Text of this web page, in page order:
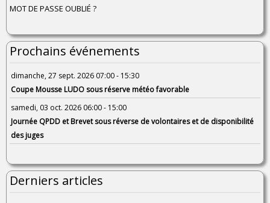
MOT DE PASSE OUBLIÉ ?
Prochains événements
dimanche, 27 sept. 2026 07:00 - 15:30
Coupe Mousse LUDO sous réserve météo favorable
samedi, 03 oct. 2026 06:00 - 15:00
Journée QPDD et Brevet sous réverse de volontaires et de disponibilité
des juges
Derniers articles